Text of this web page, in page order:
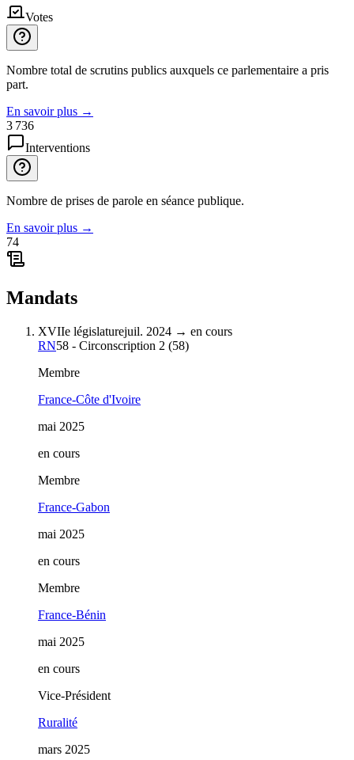
Votes
Nombre total de scrutins publics auxquels ce parlementaire a pris
part.
En savoir plus →
3 736
Interventions
Nombre de prises de parole en séance publique.
En savoir plus →
74
Mandats
XVIIe législaturejuil. 2024 → en cours
RN58 - Circonscription 2 (58)
Membre
France-Côte d'Ivoire
mai 2025
en cours
Membre
France-Gabon
mai 2025
en cours
Membre
France-Bénin
mai 2025
en cours
Vice-Président
Ruralité
mars 2025